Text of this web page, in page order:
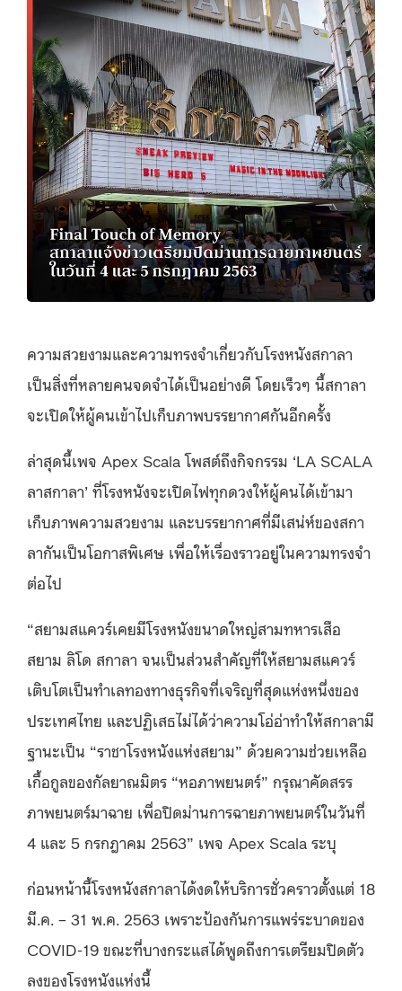
ความสวยงามและความทรงจำเกี่ยวกับโรงหนังสกาลา
เป็นสิ่งที่หลายคนจดจำได้เป็นอย่างดี โดยเร็วๆ นี้สกาลา
จะเปิดให้ผู้คนเข้าไปเก็บภาพบรรยากาศกันอีกครั้ง
ล่าสุดนี้เพจ Apex Scala โพสต์ถึงกิจกรรม ‘LA SCALA
ลาสกาลา’ ที่โรงหนังจะเปิดไฟทุกดวงให้ผู้คนได้เข้ามา
เก็บภาพความสวยงาม และบรรยากาศที่มีเสน่ห์ของสกา
ลากันเป็นโอกาสพิเศษ เพื่อให้เรื่องราวอยู่ในความทรงจำ
ต่อไป
“สยามสแควร์เคยมีโรงหนังขนาดใหญ่สามทหารเสือ
สยาม ลิโด สกาลา จนเป็นส่วนสำคัญที่ให้สยามสแควร์
เติบโตเป็นทำเลทองทางธุรกิจที่เจริญที่สุดแห่งหนึ่งของ
ประเทศไทย และปฏิเสธไม่ได้ว่าความโอ่อ่าทำให้สกาลามี
ฐานะเป็น “ราชาโรงหนังแห่งสยาม” ด้วยความช่วยเหลือ
เกื้อกูลของกัลยาณมิตร “หอภาพยนตร์” กรุณาคัดสรร
ภาพยนตร์มาฉาย เพื่อปิดม่านการฉายภาพยนตร์ในวันที่
4 และ 5 กรกฎาคม 2563” เพจ Apex Scala ระบุ
ก่อนหน้านี้โรงหนังสกาลาได้งดให้บริการชั่วคราวตั้งแต่ 18
มี.ค. – 31 พ.ค. 2563 เพราะป้องกันการแพร่ระบาดของ
COVID-19 ขณะที่บางกระแสได้พูดถึงการเตรียมปิดตัว
ลงของโรงหนังแห่งนี้